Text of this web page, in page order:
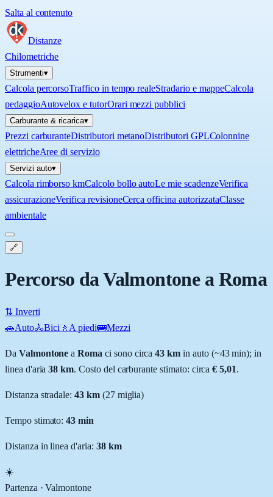
Salta al contenuto
Distanze
Chilometriche
Strumenti▾
Calcola percorsoTraffico in tempo realeStradario e mappeCalcola
pedaggioAutovelox e tutorOrari mezzi pubblici
Carburante & ricarica▾
Prezzi carburanteDistributori metanoDistributori GPLColonnine
elettricheAree di servizio
Servizi auto▾
Calcola rimborso kmCalcolo bollo autoLe mie scadenzeVerifica
assicurazioneVerifica revisioneCerca officina autorizzataClasse
ambientale
🔗
Percorso da Valmontone a Roma
⇅ Inverti
🚗Auto🚴Bici 🚶 A piedi🚌Mezzi
Da Valmontone aRoma ci sono circa 43 km in auto (~43 min); in
linea d'aria38 km. Costo del carburante stimato: circa € 5,01.
Distanza stradale:43 km (27miglia)
Tempo stimato:43 min
Distanza in linea d'aria: 38km
☀️
Partenza ·Valmontone